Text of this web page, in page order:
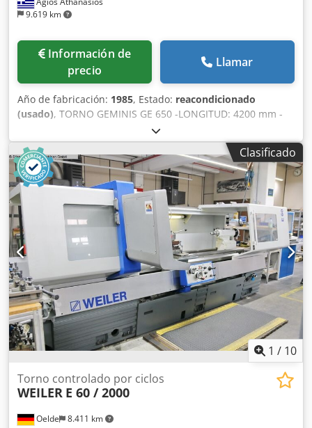
9.619 km
Información de
precio
Llamar
Año de fabricación: 1985, Estado: reacondicionado
(usado), TORNO GEMINIS GE 650 -LONGITUD: 4200 mm -
DIÁMETRO DEL AGUJERO: 85 mm -DIÁMETRO SOBRE LOS
DESLIZADORES: 650 mm Djdpfx Ahsggly Sj Ijwa -DIÁMETRO
SOBRE EL SOPORTE: 400 mm
Clasificado
1 / 10
Oelde 8.411 km
Torno controlado por ciclos
WEILER E 60 / 2000